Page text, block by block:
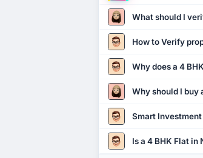
What should I
How to Verify
Why does a 4
Why should I buy
Smart Investment
Is a 4 BHK Flat in